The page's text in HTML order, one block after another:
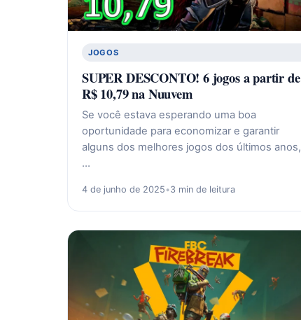
JOGOS
SUPER DESCONTO! 6 jogos a partir de
R$ 10,79 na Nuuvem
Se você estava esperando uma boa
oportunidade para economizar e garantir
alguns dos melhores jogos dos últimos anos,
…
4 de junho de 2025•3 min de leitura